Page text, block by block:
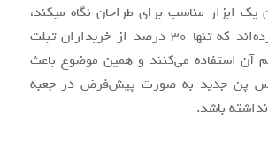
پرو جدید به عنوان یک ابزار مناسب برای طراحان نگاه می‎کند،
ردموندی‎ها اعلام کرده‌اند که تنها ۳۰ درصد از خریداران تبلت
آن استفاده می‌کنند و همین موضوع باعث
پن جدید به صورت پیش‌فرض در جعبه
باشد.